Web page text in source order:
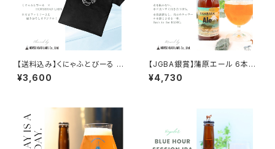
【送料込み】くにゃふとびーる ×
HORSEHEAD LABS Tシャツ
¥3,600
【JGBA銀賞】蒲原エール 6本セ
ット【送料込※北海道・沖縄除く】
¥4,730